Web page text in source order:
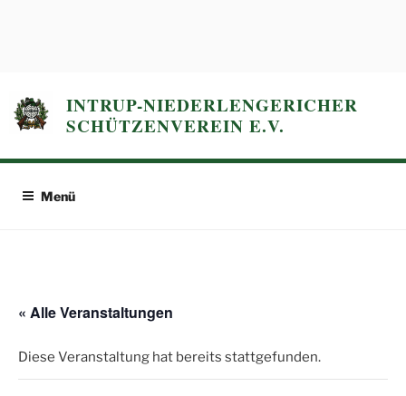
INTRUP-NIEDERLENGERICHER
SCHÜTZENVEREIN E.V.
Menü
« Alle Veranstaltungen
Diese Veranstaltung hat bereits stattgefunden.